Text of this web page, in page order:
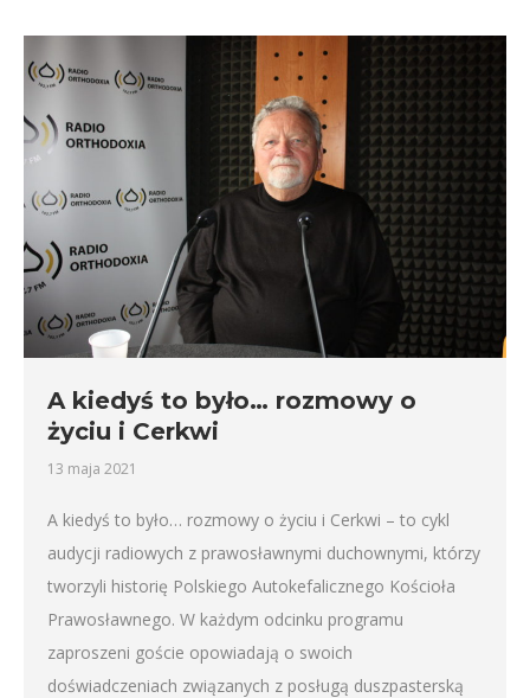
A kiedyś to było… rozmowy o
życiu i Cerkwi
13 maja 2021
A kiedyś to było… rozmowy o życiu i Cerkwi – to cykl
audycji radiowych z prawosławnymi duchownymi, którzy
tworzyli historię Polskiego Autokefalicznego Kościoła
Prawosławnego. W każdym odcinku programu
zaproszeni goście opowiadają o swoich
doświadczeniach związanych z posługą duszpasterską